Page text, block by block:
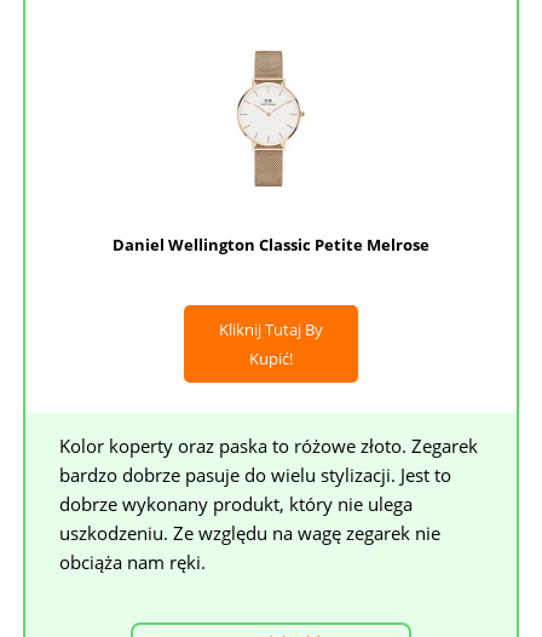
Daniel Wellington Classic Petite Melrose
Kliknij Tutaj By
Kupić!
Kolor koperty oraz paska to różowe złoto. Zegarek
bardzo dobrze pasuje do wielu stylizacji. Jest to
dobrze wykonany produkt, który nie ulega
uszkodzeniu. Ze względu na wagę zegarek nie
obciąża nam ręki.